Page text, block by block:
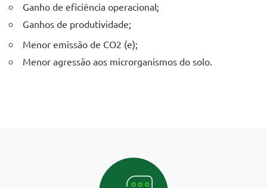
Ganho de eficiência operacional;
Ganhos de produtividade;
Menor emissão de CO2 (e);
Menor agressão aos microrganismos do solo.